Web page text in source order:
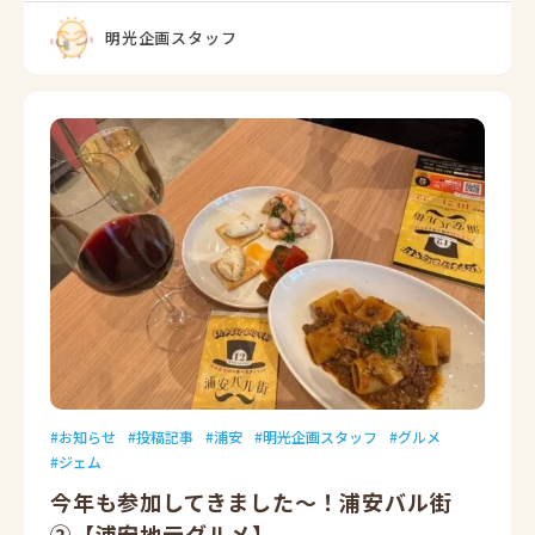
明光企画スタッフ
お知らせ 投稿記事 浦安 明光企画スタッフ
グルメ
ジェム
今年も参加してきました～！浦安バル街